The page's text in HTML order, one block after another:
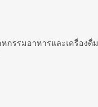
กรรมอาหารและเครื่องดื่ม